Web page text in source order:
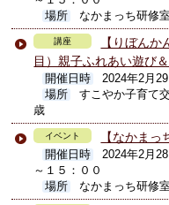
場所
なかまっち研修
講座
【りぼん
目）親子ふれあい遊び
開催日時
2024年2月
場所
すこやか子育て
歳
イベント 【なかま
開催日時
2024年2月
～１５：００
場所
なかまっち研修